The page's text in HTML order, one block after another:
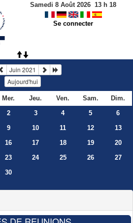
Samedi 8 Août 2026 13 h 18
Se connecter
Juin 2021
Aujourd'hui
Mer. Jeu. Ven. Sam.
Dim.
2 3 4 5
6
9 10 11 12
13
16 17 18 19
20
23 24 25 26
27
30